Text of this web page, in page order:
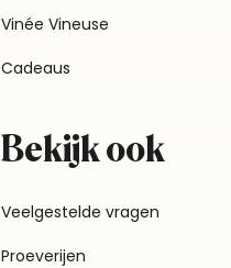
Vinée Vineuse
Cadeaus
Bekijk ook
Veelgestelde vragen
Proeverijen